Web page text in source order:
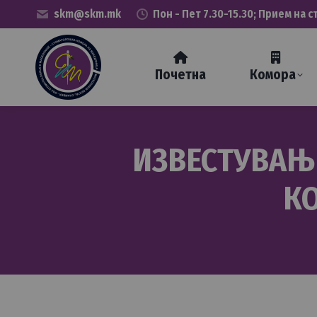
skm@skm.mk Пон - Пет 7.30-15.30; Прием на
Почетна Комора